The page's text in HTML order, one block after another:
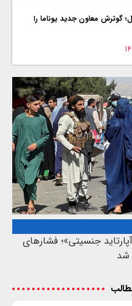
گوترش معاون جدید یوناما را
جنسیتی»؛ فشارهای
شد